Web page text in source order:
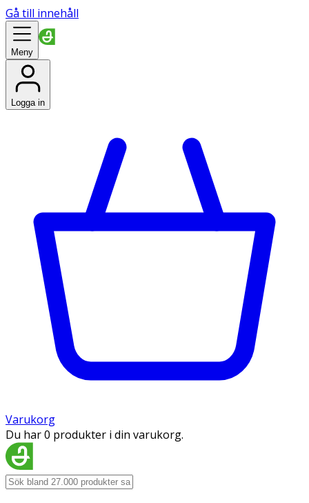
Gå till innehåll
Meny
Logga in
Varukorg
Du har 0 produkter i din varukorg.